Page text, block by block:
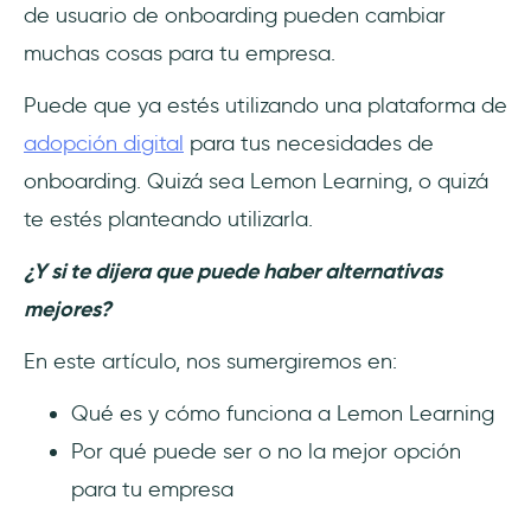
1- UserGuiding - Onboarding de usuario
interactivo sin código
3- Shepherd.js - La opción gratuita y de
código abierto
4- Intercom - El verdadero 3 en 1
de tu software
Conclusión
Preguntas Frecuentes
de usuario de onboarding pueden cambiar
muchas cosas para tu empresa.
Puede que ya estés utilizando una plataforma de
adopción digital para tus necesidades de
onboarding. Quizá sea Lemon Learning, o quizá
te estés planteando utilizarla.
¿Y si te dijera que puede haber alternativas
mejores?
En este artículo, nos sumergiremos en:
Qué es y cómo funciona a Lemon Learning
Por qué puede ser o no la mejor opción
para tu empresa